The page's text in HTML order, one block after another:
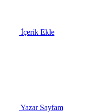
İçerik Ekle
Yazar Sayfam